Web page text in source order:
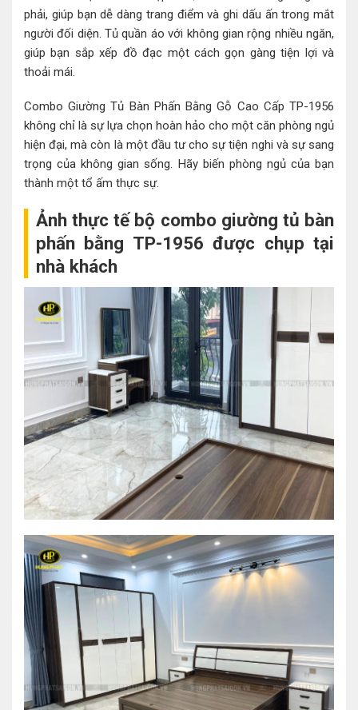
phải, giúp bạn dễ dàng trang điểm và ghi dấu ấn trong mắt
người đối diện. Tủ quần áo với không gian rộng nhiều ngăn,
giúp bạn sắp xếp đồ đạc một cách gọn gàng tiện lợi và
thoải mái.
Combo Giường Tủ Bàn Phấn Bằng Gỗ Cao Cấp TP-1956
không chỉ là sự lựa chọn hoàn hảo cho một căn phòng ngủ
hiện đại, mà còn là một đầu tư cho sự tiện nghi và sự sang
trọng của không gian sống. Hãy biến phòng ngủ của bạn
thành một tổ ấm thực sự.
Ảnh thực tế bộ combo giường tủ bàn
phấn bằng TP-1956 được chụp tại
nhà khách